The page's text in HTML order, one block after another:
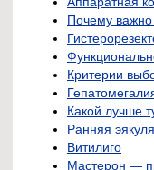
Почему важно
Критерии
Какой лучше
Ранняя
Витилиго
Мастерон —